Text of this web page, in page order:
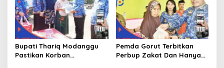
Bupati Thariq Modanggu
Pastikan Korban
Pemda Gorut Terbitkan
Perbup Zakat Dan Hanya